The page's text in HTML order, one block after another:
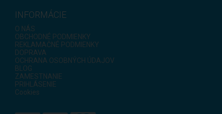
INFORMÁCIE
O NÁS
OBCHODNÉ PODMIENKY
REKLAMAČNÉ PODMIENKY
DOPRAVA
OCHRANA OSOBNÝCH ÚDAJOV
BLOG
ZAMESTNANIE
PRIHLÁSENIE
Cookies